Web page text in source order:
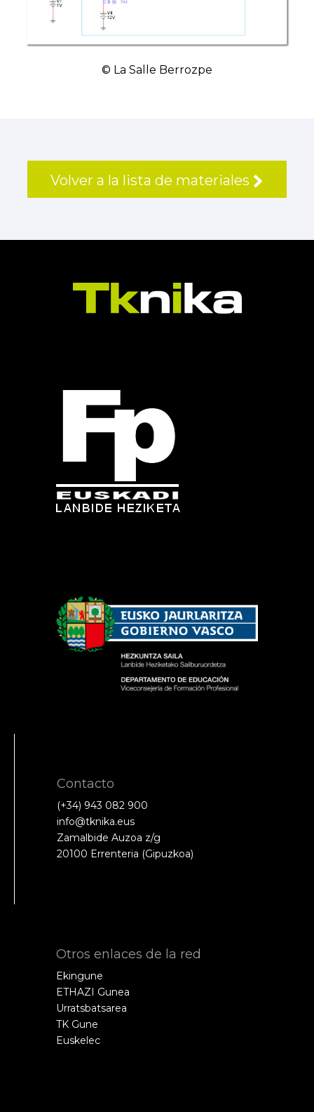
© La Salle Berrozpe
Volver a la lista de materiales
Contacto
(+34) 943 082 900
info@tknika.eus
Zamalbide Auzoa z/g
20100 Errenteria (Gipuzkoa)
Otros enlaces de la red
Ekingune
ETHAZI Gunea
Urratsbatsarea
TK Gune
Euskelec